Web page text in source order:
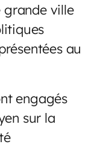
grande ville
au
engagés
sur la